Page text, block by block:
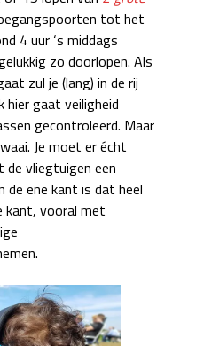
tot het
4 uur ‘s middags
zo doorlopen. Als
zul je (lang) in de rij
gaat veiligheid
gecontroleerd. Maar
Je moet er écht
de vliegtuigen een
de ene kant is dat heel
kant, vooral met